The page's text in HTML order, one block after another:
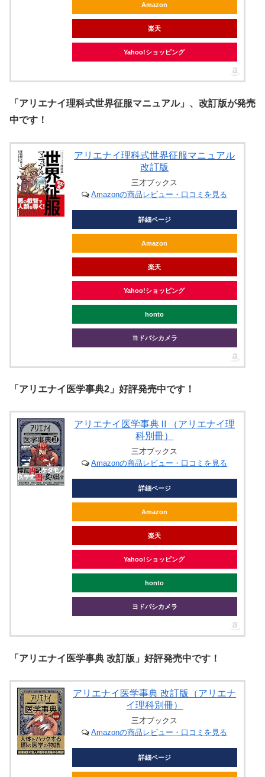
Amazon
楽天
Yahoo!ショッピング
「アリエナイ理科式世界征服マニュアル」、改訂版が発売
中です！
アリエナイ理科式世界征服マニュアル
改訂版
三才ブックス
Amazonの商品レビュー・口コミを見る
詳細ページ
Amazon
楽天
Yahoo!ショッピング
honto
ヨドバシカメラ
「アリエナイ医学事典2」好評発売中です！
アリエナイ医学事典Ⅱ（アリエナイ理
科別冊）
三才ブックス
Amazonの商品レビュー・口コミを見る
詳細ページ
Amazon
楽天
Yahoo!ショッピング
honto
ヨドバシカメラ
「アリエナイ医学事典 改訂版」好評発売中です！
アリエナイ医学事典 改訂版（アリエナ
イ理科別冊）
三才ブックス
Amazonの商品レビュー・口コミを見る
詳細ページ